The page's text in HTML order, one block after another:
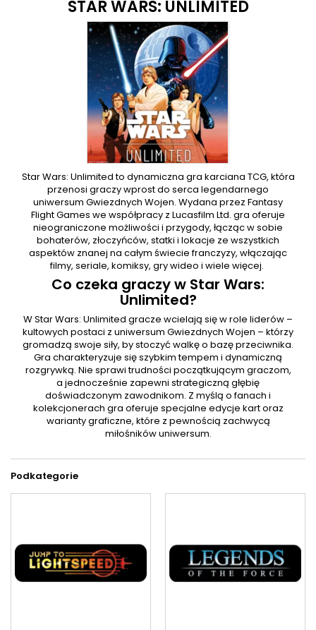
STAR WARS: UNLIMITED
Star Wars: Unlimited to dynamiczna gra karciana TCG, która
przenosi graczy wprost do serca legendarnego
uniwersum Gwiezdnych Wojen. Wydana przez Fantasy
Flight Games we współpracy z Lucasfilm Ltd. gra oferuje
nieograniczone możliwości i przygody, łącząc w sobie
bohaterów, złoczyńców, statki i lokacje ze wszystkich
aspektów znanej na całym świecie franczyzy, włączając
filmy, seriale, komiksy, gry wideo i wiele więcej.
Co czeka graczy w Star Wars:
Unlimited?
W Star Wars: Unlimited gracze wcielają się w role liderów –
kultowych postaci z uniwersum Gwiezdnych Wojen – którzy
gromadzą swoje siły, by stoczyć walkę o bazę przeciwnika.
Gra charakteryzuje się szybkim tempem i dynamiczną
rozgrywką. Nie sprawi trudności początkującym graczom,
a jednocześnie zapewni strategiczną głębię
doświadczonym zawodnikom. Z myślą o fanach i
kolekcjonerach gra oferuje specjalne edycje kart oraz
warianty graficzne, które z pewnością zachwycą
miłośników uniwersum.
Podkategorie